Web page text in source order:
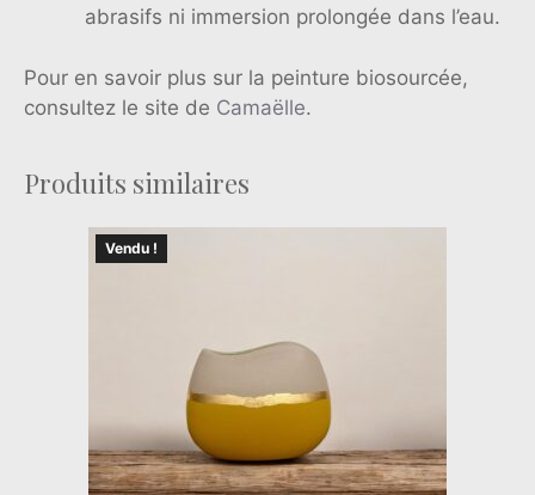
abrasifs ni immersion prolongée dans l’eau.
Pour en savoir plus sur la peinture biosourcée,
consultez le site de Camaëlle.
Produits similaires
Vendu !